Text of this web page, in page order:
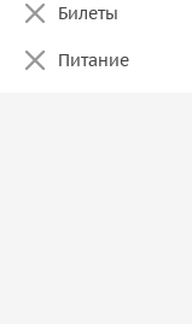
Билеты
Питание